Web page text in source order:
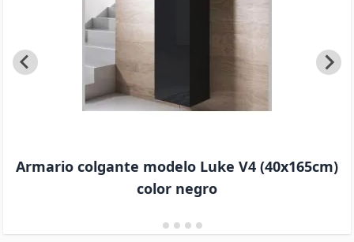
Armario colgante modelo Luke V4 (40x165cm)
color negro